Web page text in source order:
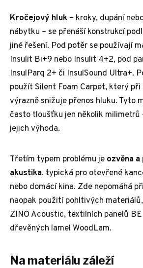
Kročejový hluk – kroky, dupání
nábytku – se přenáší konstrukcí
jiné řešení. Pod potěr se používají
Insulit Bi+9 nebo Insulit 4+2, pod
InsulParq 2+ či InsulSound Ultra+.
použít Silent Foam Carpet, který
výrazně snižuje přenos hluku. Tyto
často tloušťku jen několik milimetrů
jejich výhoda.
Třetím typem problému je ozvěna
akustika, typická pro otevřené
nebo domácí kina. Zde nepomáhá
naopak použití pohltivých
ZINO Acoustic, textilních panelů
dřevěných lamel WoodLam.
Na materiálu záleží